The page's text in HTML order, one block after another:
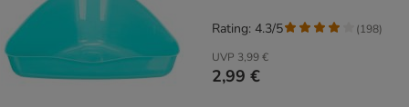
UVP 3,99 €
2,99 €
Rating: 4.3/5 (198)